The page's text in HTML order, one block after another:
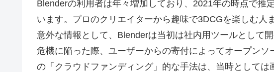
Blenderの利用者は年々増加しており、2021年の時点で推
います。プロのクリエイターから趣味で3DCGを楽しむ人
意外な情報として、Blenderは当初は社内用ツールとして
危機に陥った際、ユーザーからの寄付によってオープンソ
の「クラウドファンディング」的な手法は、当時としては